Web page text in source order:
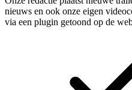
nieuws en ook onze eigen
via een plugin getoond op de